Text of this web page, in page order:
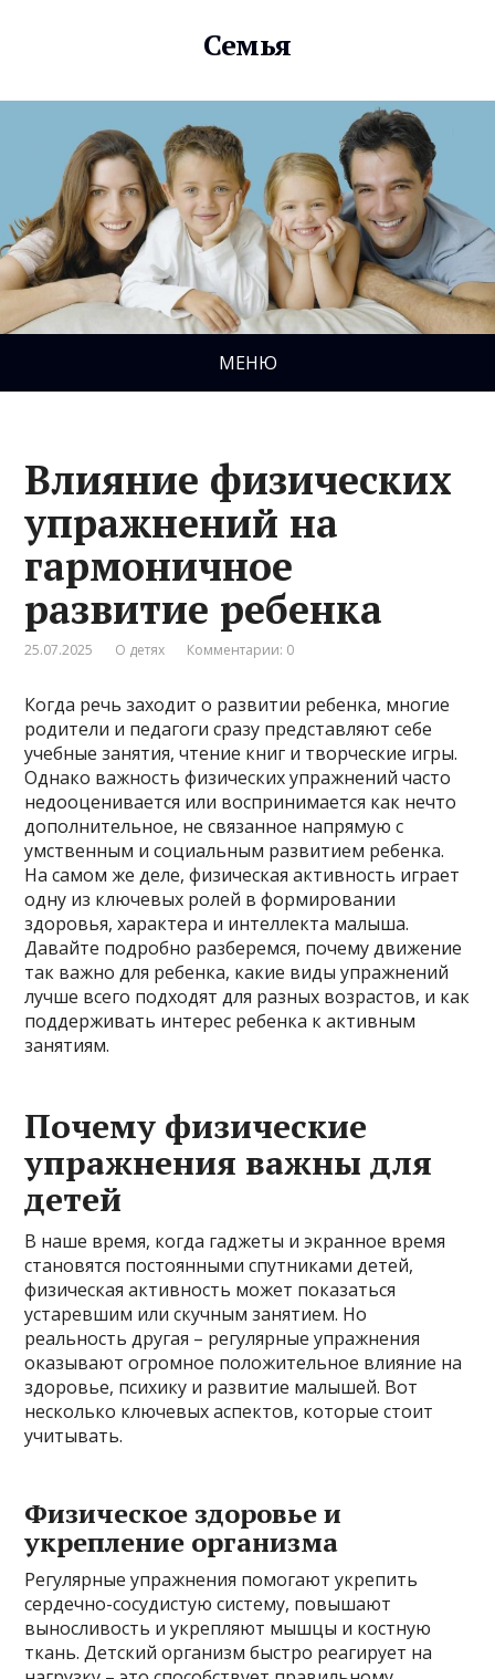
Семья
МЕНЮ
Влияние физических
упражнений на
гармоничное
развитие ребенка
25.07.2025 О детях Комментарии: 0
Когда речь заходит о развитии ребенка, многие
родители и педагоги сразу представляют себе
учебные занятия, чтение книг и творческие игры.
Однако важность физических упражнений часто
недооценивается или воспринимается как нечто
дополнительное, не связанное напрямую с
умственным и социальным развитием ребенка.
На самом же деле, физическая активность играет
одну из ключевых ролей в формировании
здоровья, характера и интеллекта малыша.
Давайте подробно разберемся, почему движение
так важно для ребенка, какие виды упражнений
лучше всего подходят для разных возрастов, и как
поддерживать интерес ребенка к активным
занятиям.
Почему физические
упражнения важны для
детей
В наше время, когда гаджеты и экранное время
становятся постоянными спутниками детей,
физическая активность может показаться
устаревшим или скучным занятием. Но
реальность другая – регулярные упражнения
оказывают огромное положительное влияние на
здоровье, психику и развитие малышей. Вот
несколько ключевых аспектов, которые стоит
учитывать.
Физическое здоровье и
укрепление организма
Регулярные упражнения помогают укрепить
сердечно-сосудистую систему, повышают
выносливость и укрепляют мышцы и костную
ткань. Детский организм быстро реагирует на